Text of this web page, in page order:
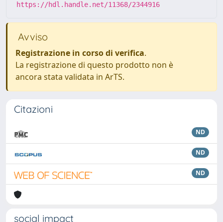
https://hdl.handle.net/11368/2344916
Avviso
Registrazione in corso di verifica.
La registrazione di questo prodotto non è
ancora stata validata in ArTS.
Citazioni
ND
ND
ND
social impact